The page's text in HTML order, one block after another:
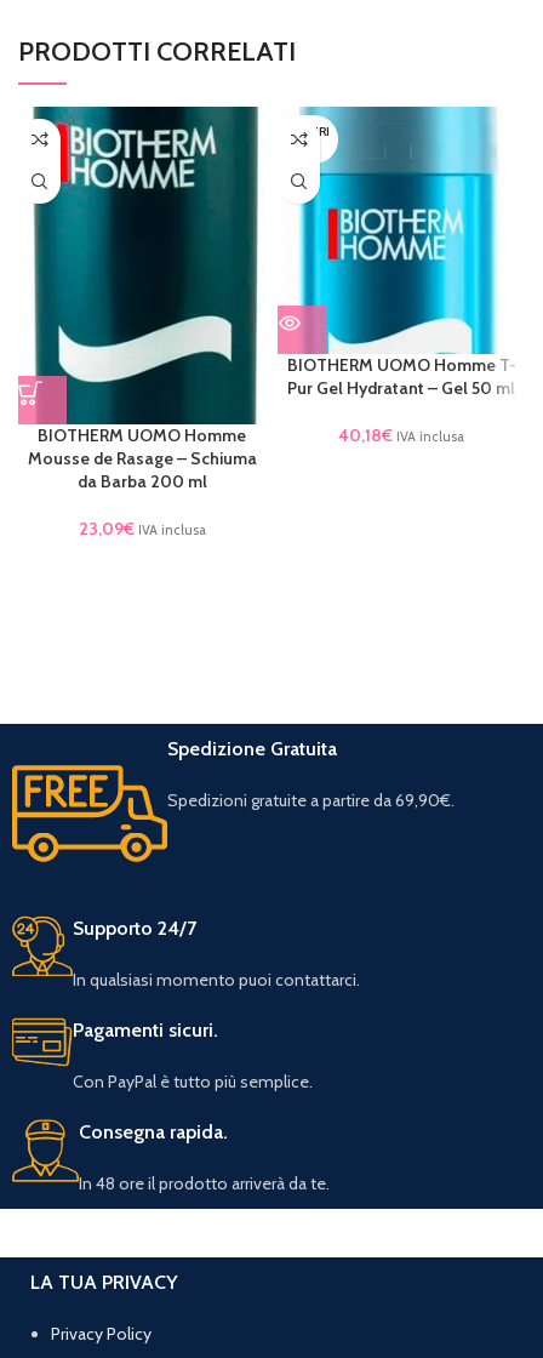
PRODOTTI CORRELATI
BIOTHERM UOMO Homme
Mousse de Rasage – Schiuma
da Barba 200 ml
23,09€ IVA inclusa
ESAURI
TO
BIOTHERM UOMO Homme T-
Pur Gel Hydratant – Gel 50 ml
40,18€ IVA inclusa
Spedizione Gratuita
Spedizioni gratuite a partire da 69,90€.
Supporto 24/7
In qualsiasi momento puoi contattarci.
Pagamenti sicuri.
Con PayPal è tutto più semplice.
Consegna rapida.
In 48 ore il prodotto arriverà da te.
LA TUA PRIVACY
Privacy Policy